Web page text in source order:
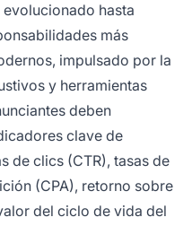
evolucionado hasta
más
impulsado por la
y herramientas
deben
clave de
de clics (CTR), tasas de
(CPA), retorno sobre
del ciclo de vida del